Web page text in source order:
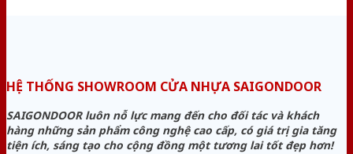
HỆ THỐNG SHOWROOM CỬA NHỰA SAIGONDOOR
SAIGONDOOR luôn nỗ lực mang đến cho đối tác và khách
hàng những sản phẩm công nghệ cao cấp, có giá trị gia tăng
tiện ích, sáng tạo cho cộng đồng một tương lai tốt đẹp hơn!